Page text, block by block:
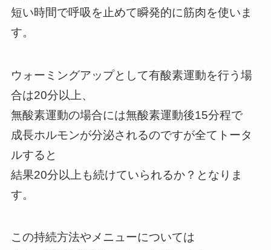
短い時間で呼吸を止めて瞬発的に筋肉を使いま
す。
ウォーミングアップとして有酸素運動を行う場
合は20分以上、
無酸素運動の場合には無酸素運動後15分程で
成長ホルモンが分泌されるのですが全てトータ
ルすると
結果20分以上も続けていられるか？となりま
す。
この持続方法やメニューについては